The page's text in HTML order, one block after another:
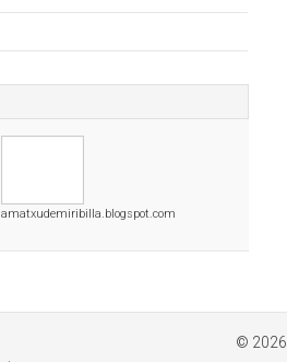
amatxudemiribilla.blogspot.com
© 2026